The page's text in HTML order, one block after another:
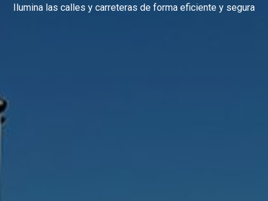
Ilumina las calles y carreteras de forma eficiente y segura